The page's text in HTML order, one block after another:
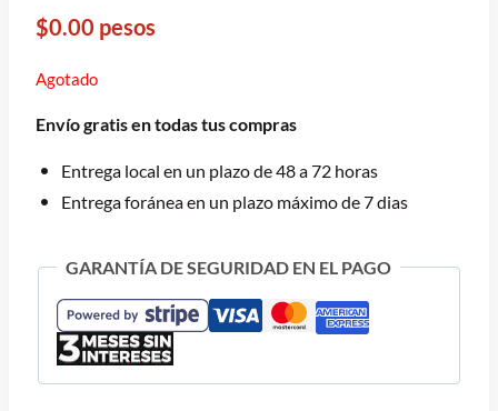
$0.00 pesos
Agotado
Envío gratis en todas tus compras
Entrega local en un plazo de 48 a 72 horas
Entrega foránea en un plazo máximo de 7 dias
GARANTÍA DE SEGURIDAD EN EL PAGO